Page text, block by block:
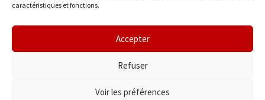
caractéristiques et fonctions.
Accepter
Refuser
Voir les préférences
La Trimouille
Thollet
© 2026 Entre Poitou et Brenne